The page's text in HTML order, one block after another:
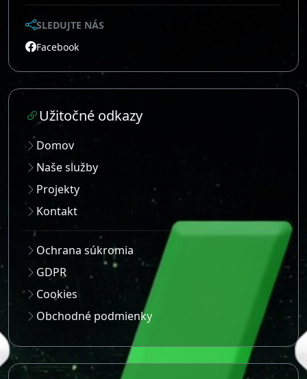
SLEDUJTE NÁS
Facebook
Užitočné odkazy
Domov
Naše služby
Projekty
Kontakt
Ochrana súkromia
GDPR
Cookies
Obchodné podmienky